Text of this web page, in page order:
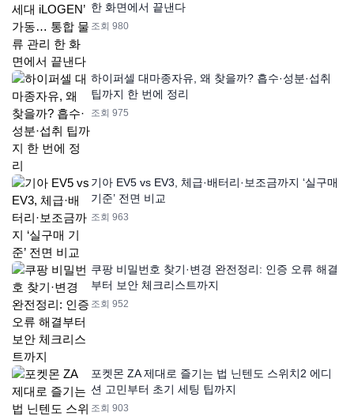
한 화면에서 끝낸다
조회 980
하이퍼셀 대마종자유, 왜 찾을까? 흡수·성분·섭취
팁까지 한 번에 정리
조회 975
기아 EV5 vs EV3, 체급·배터리·보조금까지 ‘실구매
기준’ 전면 비교
조회 963
쿠팡 비밀번호 찾기·변경 완전정리: 인증 오류 해결
부터 보안 체크리스트까지
조회 952
포켓몬 ZA 제대로 즐기는 법 닌텐도 스위치2 에디
션 고민부터 초기 세팅 팁까지
조회 903